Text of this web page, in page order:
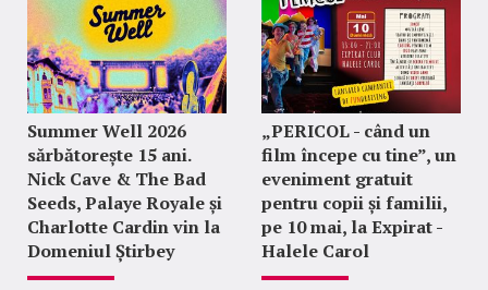
Summer Well 2026
sărbătorește 15 ani.
Nick Cave & The Bad
Seeds, Palaye Royale și
Charlotte Cardin vin la
Domeniul Știrbey
„PERICOL - când un
film începe cu tine”, un
eveniment gratuit
pentru copii și familii,
pe 10 mai, la Expirat -
Halele Carol